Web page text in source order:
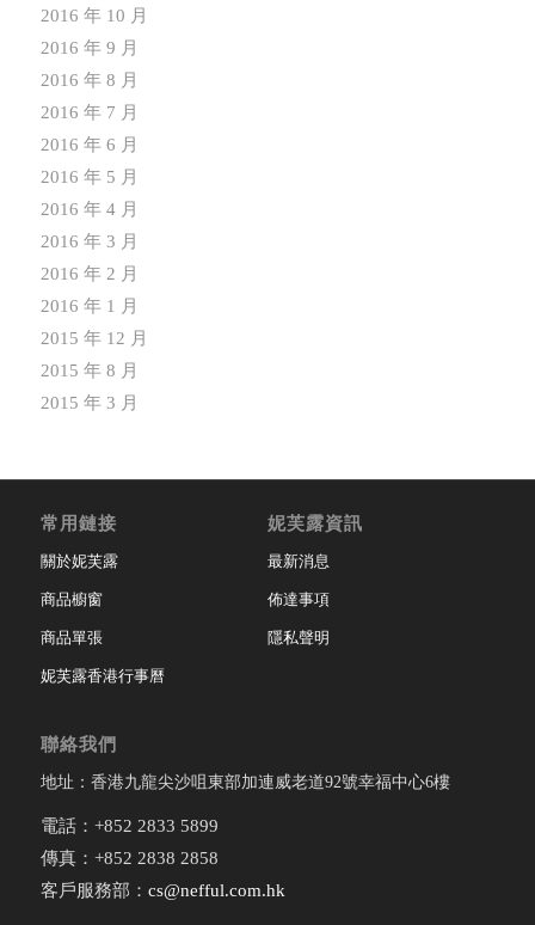
2016 年 10 月
2016 年 9 月
2016 年 8 月
2016 年 7 月
2016 年 6 月
2016 年 5 月
2016 年 4 月
2016 年 3 月
2016 年 2 月
2016 年 1 月
2015 年 12 月
2015 年 8 月
2015 年 3 月
常用鏈接
關於妮芙露
商品櫥窗
商品單張
妮芙露香港行事曆
妮芙露資訊
最新消息
佈達事項
隱私聲明
聯絡我們
地址：香港九龍尖沙咀東部加連威老道92號幸福中心6樓
電話：+852 2833 5899
傳真：+852 2838 2858
客戶服務部： cs@nefful.com.hk